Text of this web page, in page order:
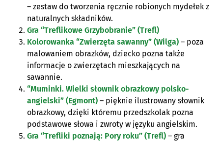
– zestaw do tworzenia ręcznie robionych mydełek z
naturalnych składników.
Gra “Treflikowe Grzybobranie” (Trefl)
Kolorowanka “Zwierzęta sawanny” (Wilga) – poza
malowaniem obrazków, dziecko pozna także
informacje o zwierzętach mieszkających na
sawannie.
“Muminki. Wielki słownik obrazkowy polsko-
angielski” (Egmont) – pięknie ilustrowany słownik
obrazkowy, dzięki któremu przedszkolak pozna
podstawowe słowa i zwroty w języku angielskim.
Gra “Trefliki poznają: Pory roku” (Trefl) – gra